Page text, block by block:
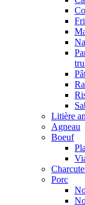
Litière
Agneau
Boeuf
Porc